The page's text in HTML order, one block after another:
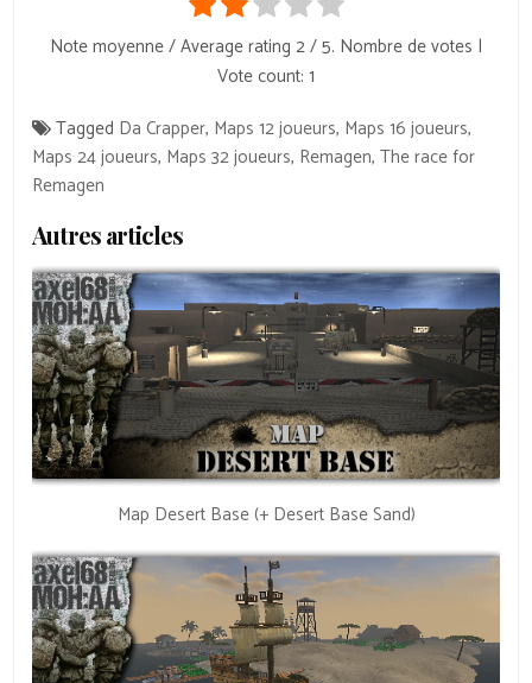
Note moyenne / Average rating 2/ 5. Nombre de votes |
Vote count: 1
Tagged Da Crapper, Maps 12 joueurs, Maps 16 joueurs,
Maps 24 joueurs, Maps 32 joueurs, Remagen,The race for
Remagen
Autres articles
Map Desert Base (+ Desert Base Sand)